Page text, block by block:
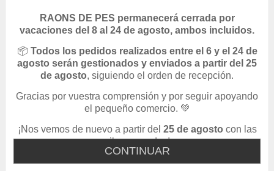
CONTINUAR
RAONS DE PES permanecerá cerrada por
vacaciones del 8 al 24 de agosto, ambos incluidos.
📦 Todos los pedidos realizados entre el 6 y el 24 de
agosto serán gestionados y enviados a partir del 25
de agosto, siguiendo el orden de recepción.
Gracias por vuestra comprensión y por seguir apoyando
el pequeño comercio. 💚
¡Nos vemos de nuevo a partir del 25 de agosto con las
pilas cargadas!